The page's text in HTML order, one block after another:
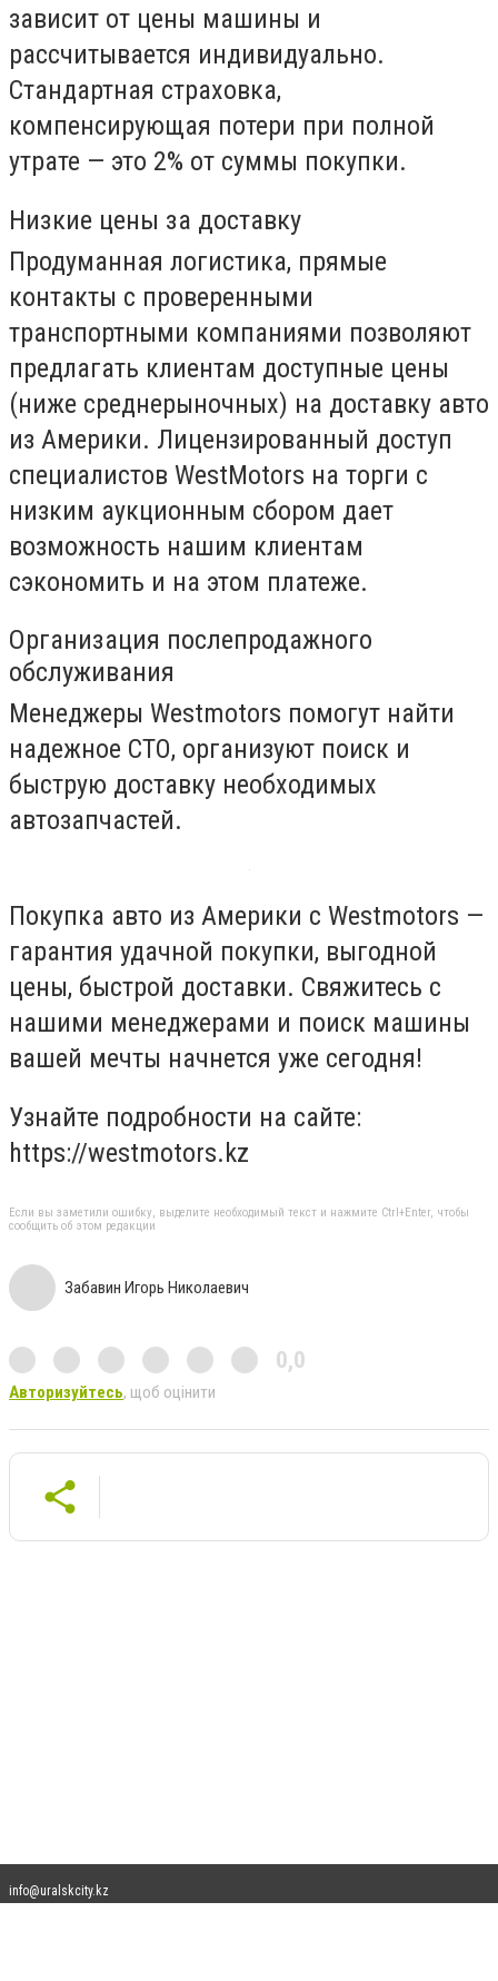
зависит от цены машины и
рассчитывается индивидуально.
Стандартная страховка,
компенсирующая потери при полной
утрате — это 2% от суммы покупки.
Низкие цены за доставку
Продуманная логистика, прямые
контакты с проверенными
транспортными компаниями позволяют
предлагать клиентам доступные цены
(ниже среднерыночных) на доставку авто
из Америки. Лицензированный доступ
специалистов WestMotors на торги с
низким аукционным сбором дает
возможность нашим клиентам
сэкономить и на этом платеже.
Организация послепродажного
обслуживания
Менеджеры Westmotors помогут найти
надежное СТО, организуют поиск и
быструю доставку необходимых
автозапчастей.
Покупка авто из Америки с Westmotors —
гарантия удачной покупки, выгодной
цены, быстрой доставки. Свяжитесь с
нашими менеджерами и поиск машины
вашей мечты начнется уже сегодня!
Узнайте подробности на сайте:
https://westmotors.kz
Если вы заметили ошибку, выделите необходимый текст и нажмите Ctrl+Enter, чтобы
сообщить об этом редакции
Забавин Игорь Николаевич
0,0
Авторизуйтесь, щоб оцінити
info@uralskcity.kz